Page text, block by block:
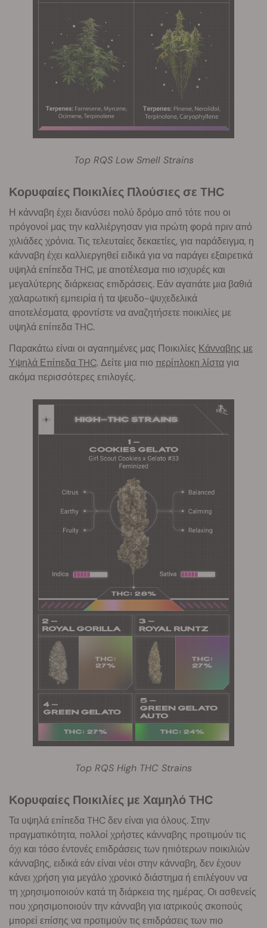
Top RQS Low Smell Strains
Κορυφαίες Ποικιλίες Πλούσιες σε THC
Η κάνναβη έχει διανύσει πολύ δρόμο από τότε που οι
πρόγονοί μας την καλλιέργησαν για πρώτη φορά πριν από
χιλιάδες χρόνια. Τις τελευταίες δεκαετίες, για παράδειγμα, η
κάνναβη έχει καλλιεργηθεί ειδικά για να παράγει εξαιρετικά
υψηλά επίπεδα THC, με αποτέλεσμα πιο ισχυρές και
μεγαλύτερης διάρκειας επιδράσεις. Εάν αγαπάτε μια βαθιά
χαλαρωτική εμπειρία ή τα ψευδο-ψυχεδελικά
αποτελέσματα, φροντίστε να αναζητήσετε ποικιλίες με
υψηλά επίπεδα THC.
Παρακάτω είναι οι αγαπημένες μας Ποικιλίες Κάνναβης με
Υψηλά Επίπεδα THC. Δείτε μια πιο περίπλοκη λίσταγια
ακόμα περισσότερες επιλογές.
Top RQS High THC Strains
Κορυφαίες Ποικιλίες με Χαμηλό THC
Τα υψηλά επίπεδα THC δεν είναι για όλους. Στην
πραγματικότητα, πολλοί χρήστες κάνναβης προτιμούν τις
όχι και τόσο έντονές επιδράσεις των ηπιότερων ποικιλιών
κάνναβης, ειδικά εάν είναι νέοι στην κάνναβη, δεν έχουν
κάνει χρήση για μεγάλο χρονικό διάστημα ή επιλέγουν να
τη χρησιμοποιούν κατά τη διάρκεια της ημέρας. Οι ασθενείς
που χρησιμοποιούν την κάνναβη για ιατρικούς σκοπούς
μπορεί επίσης να προτιμούν τις επιδράσεις των πιο